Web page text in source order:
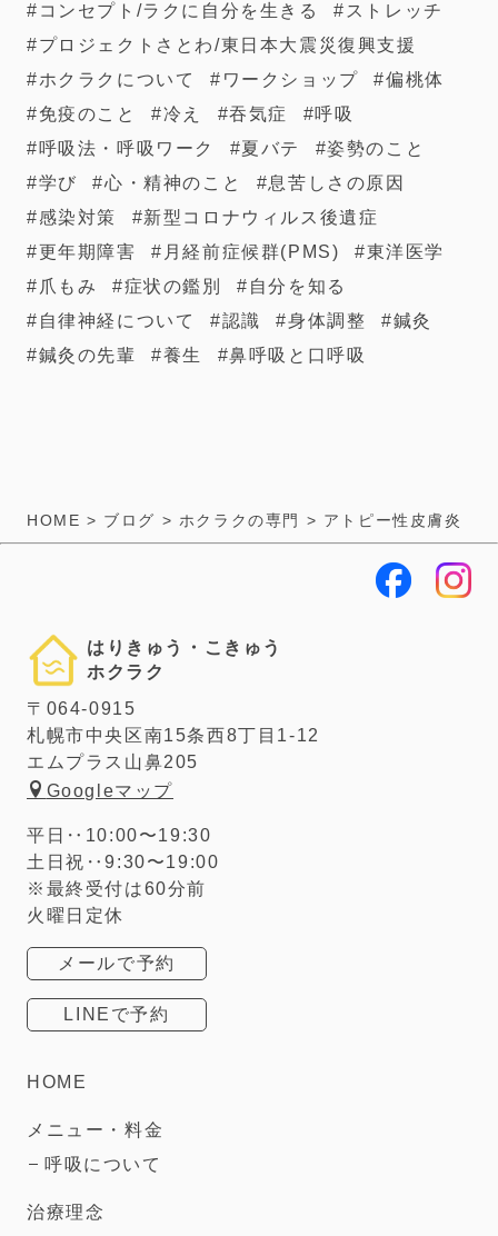
コンセプト/ラクに自分を生きる
ストレッチ
プロジェクトさとわ/東日本大震災復興支援
ホクラクについて
ワークショップ
偏桃体
免疫のこと
冷え 吞気症
呼吸
呼吸法・呼吸ワーク
夏バテ
姿勢のこと
学び
心・精神のこと
息苦しさの原因
感染対策
新型コロナウィルス後遺症
更年期障害
月経前症候群(PMS)
東洋医学
爪もみ
症状の鑑別
自分を知る
自律神経について
認識 身体調整
鍼灸
鍼灸の先輩
養生 鼻呼吸と口呼吸
HOME > ブログ > ホクラクの専門 > アトピー性皮膚炎
はりきゅう・こきゅう
ホクラク
〒064-0915
札幌市中央区南15条西8丁目1-12
エムプラス山鼻205
Googleマップ
平日‥10:00〜19:30
土日祝‥9:30〜19:00
※最終受付は60分前
火曜日定休
メールで予約
LINEで予約
HOME
メニュー・料金
呼吸について
治療理念